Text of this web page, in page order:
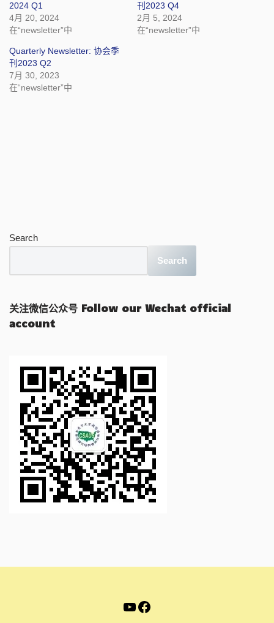
2024 Q1
4月 20, 2024
在“newsletter”中
刊2023 Q4
2月 5, 2024
在“newsletter”中
Quarterly Newsletter: 协会季
刊2023 Q2
7月 30, 2023
在“newsletter”中
Search
Search
关注微信公众号 Follow our Wechat official
account